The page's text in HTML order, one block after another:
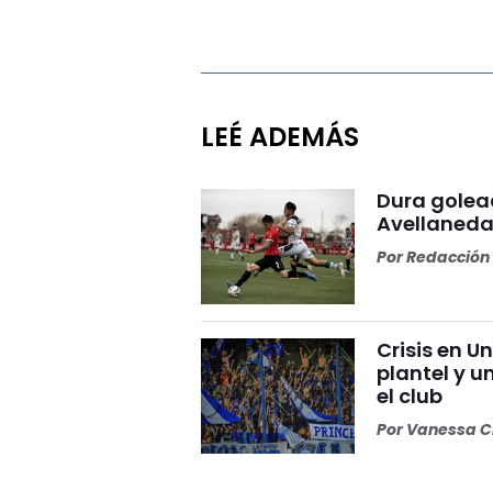
LEÉ ADEMÁS
Dura
Por
Crisis en
plantel y
el club
PorVanessa